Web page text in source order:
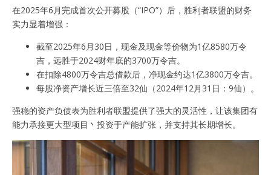
在2025年6月完成首次公开募股（“IPO”）后，胜利者联盟的财务
实力显着增强：
截至2025年6月30日，现金及现金等价物为1亿8580万令
吉，远胜于2024财年底的3700万令吉。
在扣除4800万令吉总借款后，净现金约达1亿3800万令吉。
每股净资产增长近三倍至32仙（2024年12月31日：9仙）。
强稳的资产负债表为胜利者联盟提供了强大的灵活性，让该集团有
能力承接更大型项目丶投资于产能扩张，并支持其长期增长。